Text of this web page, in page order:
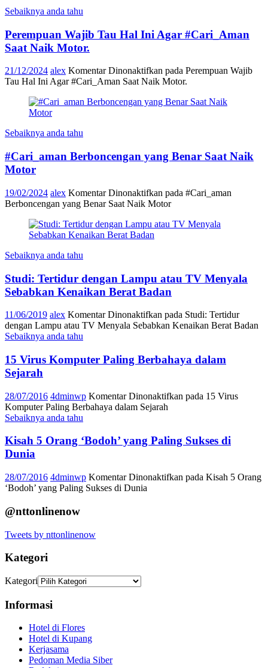
Sebaiknya anda tahu
Perempuan Wajib Tau Hal Ini Agar #Cari_Aman
Saat Naik Motor.
21/12/2024 alex Komentar Dinonaktifkan pada Perempuan Wajib
Tau Hal Ini Agar #Cari_Aman Saat Naik Motor.
Sebaiknya anda tahu
#Cari_aman Berboncengan yang Benar Saat Naik
Motor
19/02/2024 alex Komentar Dinonaktifkan pada #Cari_aman
Berboncengan yang Benar Saat Naik Motor
Sebaiknya anda tahu
Studi: Tertidur dengan Lampu atau TV Menyala
Sebabkan Kenaikan Berat Badan
11/06/2019 alex Komentar Dinonaktifkan pada Studi: Tertidur
dengan Lampu atau TV Menyala Sebabkan Kenaikan Berat Badan
Sebaiknya anda tahu
15 Virus Komputer Paling Berbahaya dalam
Sejarah
28/07/2016 4dminwp Komentar Dinonaktifkan pada 15 Virus
Komputer Paling Berbahaya dalam Sejarah
Sebaiknya anda tahu
Kisah 5 Orang ‘Bodoh’ yang Paling Sukses di
Dunia
28/07/2016 4dminwp Komentar Dinonaktifkan pada Kisah 5 Orang
‘Bodoh’ yang Paling Sukses di Dunia
@nttonlinenow
Tweets by nttonlinenow
Kategori
Kategori
Informasi
Hotel di Flores
Hotel di Kupang
Kerjasama
Pedoman Media Siber